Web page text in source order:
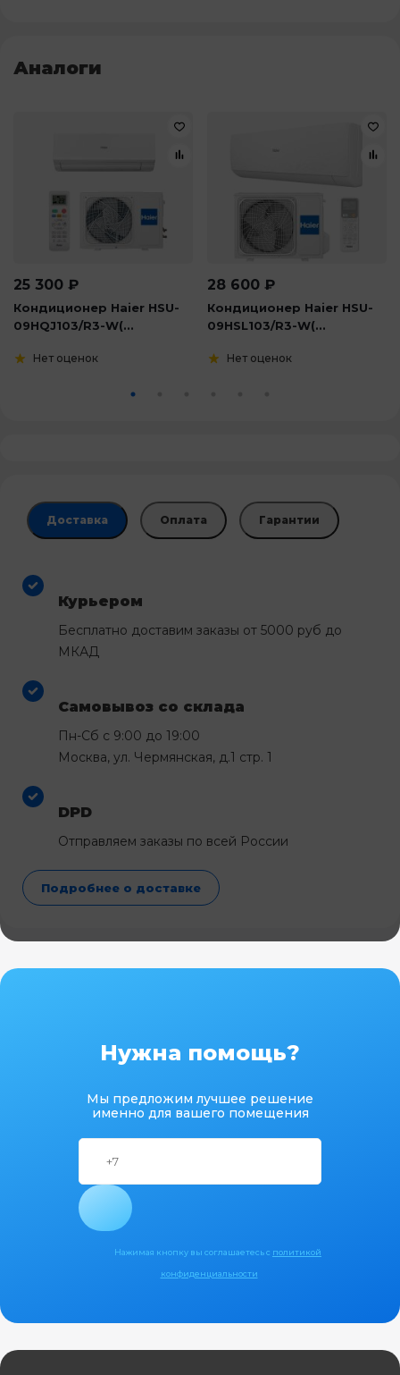
Аналоги
25 300 ₽
Кондиционер Haier HSU-
09HQJ103/R3-W(...
Нет оценок
28 600 ₽
Кондиционер Haier HSU-
09HSL103/R3-W(...
Нет оценок
Доставка Оплата Гарантии
Курьером
Бесплатно доставим заказы от 5000 руб до
МКАД
Самовывоз со склада
Пн-Сб с 9:00 до 19:00
Москва, ул. Чермянская, д.1 стр. 1
DPD
Отправляем заказы по всей России
Подробнее о доставке
Нужна помощь?
Мы предложим лучшее решение
именно для вашего помещения
Нажимая кнопку вы соглашаетесь с политикой
конфиденциальности